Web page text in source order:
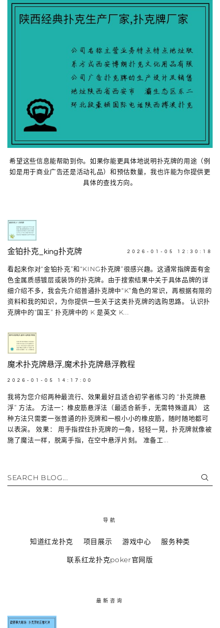
希望这些信息能帮助到你。如果你能更具体地说明扑克牌的用途（例
如是用于商业广告还是活动礼品）和预估数量，我也许能为你提供更
具体的查找方向。
金铂扑克_king扑克牌 2026-01-05 12:30:18
看起来你对“金铂扑克”和“KING扑克牌”很感兴趣。这通常指牌面有金
色金属质感镀层或装饰的扑克牌。由于搜索结果中关于具体品牌的详
细介绍不多，我会先介绍普通扑克牌中“K”角色的常识，再根据有限的
资料和我的知识，为你提供一些关于这类扑克牌的选购思路。 认识扑
克牌中的“国王” 扑克牌中的 K 是英文 K...
魔术扑克牌悬浮,魔术扑克牌悬浮教程
2026-01-05 14:17:00
我将为您介绍两种最流行、效果最好且适合初学者练习的 “扑克牌悬
浮” 方法。 方法一：橡皮筋悬浮法（最适合新手，无需特殊道具） 这
种方法只需要一张普通的扑克牌和一根小小的橡皮筋，随时随地都可
以表演。 效果： 用手指捏住扑克牌的一角，轻轻一晃，扑克牌就像被
施了魔法一样，脱离手指，在空中悬浮片刻。 准备工...
SEARCH BLOG...
导航
知道红龙扑克 项目展示 游戏中心 服务种类
联系红龙扑克poker官网版
最新咨询